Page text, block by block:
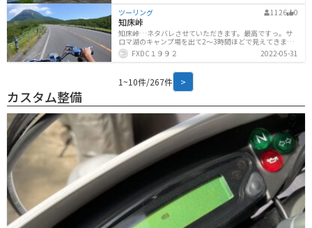
w.water.go.jp/chubu/aityosui/御嶽山から湧き出した最
初の一滴が、愛知池を経由して、知多半島から海に注
ぐ。ロマンを感じますね。数時間暇があったので、いつ
ものように遊んできました。池の西側、県道233号線の
「愛知池」交差点から入ったところに、駐車場がありま
す。この日は平日で車は少な目。土日祝は
ツーリング 1126 0
知床峠
知床峠…ネタバレさせていただきます。最高ですっ。サ
ロマ湖のキャンプ場を出て2〜3時間ほどで見えてきます
知床連峰、もうすでに興奮。北海道の道は表情豊かで本
当に飽きません。オシンコシンの滝にてマイナスイオン
聞くけどなかなか行けなかった…どーんっと「知床国立
公園」とにかく圧倒されます。「大自然」このワードが
本当にぴったし。私は時間の都合で無料コースを選びま
ここで召し上がれます…知床国立公園を出発。メインの
知床峠を堪能しますっ。写真見てるだけで気持ちいいで
す。
FXDC１９９２ 2022-05-31
1~10件/267件 >
カスタム整備